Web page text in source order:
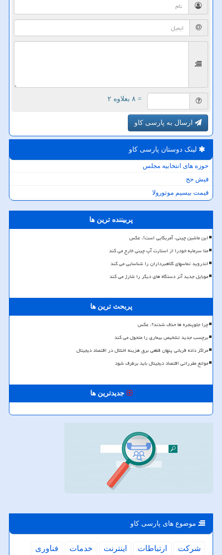
= ۸ بعلاوه ۲
ارسال به پارسی کاو
لینک دوستان پارسی كاو
حوزه های انتخابیه مجلس
فیش حج
قیمت بیسیم موتورولا
پربیننده ترین ها
این ماشین چینی، آمریکایی است!، عکس
متا سرمایه خودرا از استارت آپ چینی خارج می کند
اندروید تماسهای کلاهبرداران را شناسایی می کند
موبایل جدید آنر دستگاه های دیگر را شارژ می کند
پربحث ترین ها
چرا جلوپنجره ها حذف شدند؟، عکس
برچسب جدید تشخیص بیماری را متحول می کند
مراکز داده قربانی پنهان قطعی برق هزینه اختلال در اقتصاد دیجیتال
موانع مقرراتی اقتصاد دیجیتال باید برطرف شود
جدیدترین ها
موضوع های پارسی كاو
شركت ارتباطات اینترنت خدمات فناوری